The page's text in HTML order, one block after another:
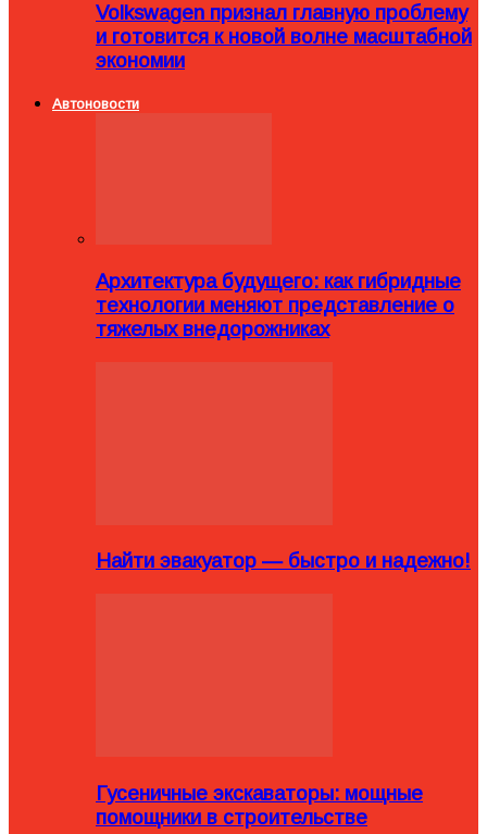
Volkswagen признал главную проблему
и готовится к новой волне масштабной
экономии
Автоновости
Архитектура будущего: как гибридные
технологии меняют представление о
тяжелых внедорожниках
Найти эвакуатор — быстро и надежно!
Гусеничные экскаваторы: мощные
помощники в строительстве